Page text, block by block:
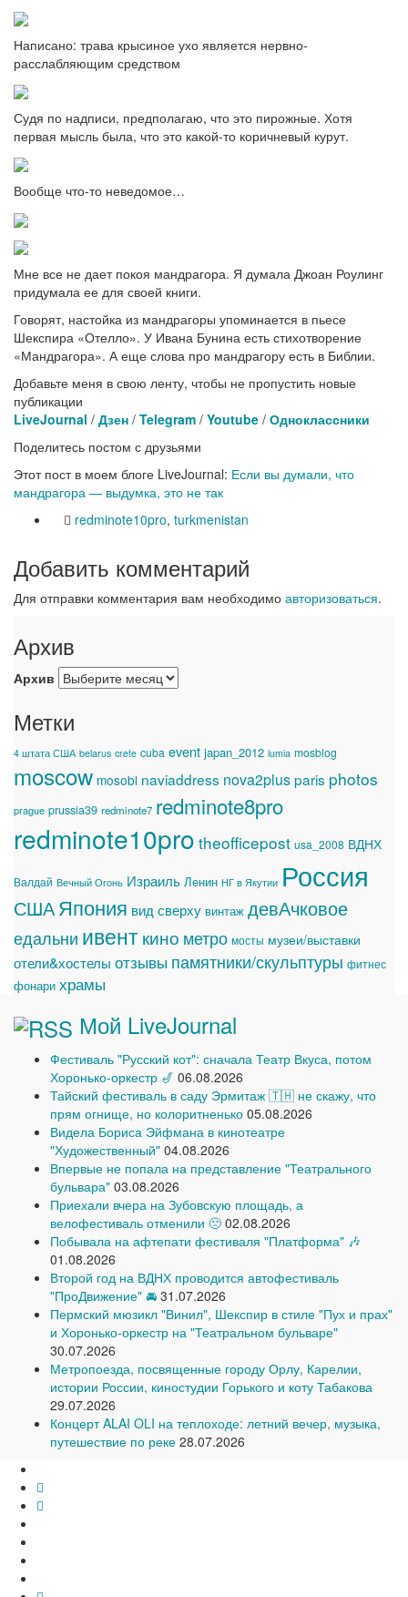
Написано: трава крысиное ухо является нервно-
расслабляющим средством
Судя по надписи, предполагаю, что это пирожные. Хотя
первая мысль была, что это какой-то коричневый курут.
Вообще что-то неведомое…
Мне все не дает покоя мандрагора. Я думала Джоан Роулинг
придумала ее для своей книги.
Говорят, настойка из мандрагоры упоминается в пьесе
Шекспира «Отелло». У Ивана Бунина есть стихотворение
«Мандрагора». А еще слова про мандрагору есть в Библии.
Добавьте меня в свою ленту, чтобы не пропустить новые
публикации
LiveJournal / Дзен / Telegram / Youtube / Одноклассники
Поделитесь постом с друзьями
Этот пост в моем блоге LiveJournal: Если вы думали, что
мандрагора — выдумка, это не так
redminote10pro, turkmenistan
Добавить комментарий
Для отправки комментария вам необходимо авторизоваться.
Архив
Архив
Метки
4 штата США belarus crete cuba event japan_2012 lumia mosblog
moscow mosobl naviaddress nova2plusparis photos
prague prussia39 redminote7 redminote8pro
redminote10pro theofficepost usa_2008 ВДНХ
Валдай Вечный Огонь Израиль Ленин НГ в Якутии Россия
СШАЯпония вид сверху винтаж девАчковое
едальни ивенткино метро мосты музеи/выставки
отели&хостелы отзывы памятники/скульптуры фитнес
фонари храмы
Мой LiveJournal
Фестиваль "Русский кот": сначала Театр Вкуса, потом
Хоронько-оркестр 🎷 06.08.2026
Тайский фестиваль в саду Эрмитаж 🇹🇭 не скажу, что
прям огнище, но колоритненько 05.08.2026
Видела Бориса Эйфмана в кинотеатре
"Художественный" 04.08.2026
Впервые не попала на представление "Театрального
бульвара" 03.08.2026
Приехали вчера на Зубовскую площадь, а
велофестиваль отменили 🙁 02.08.2026
Побывала на афтепати фестиваля "Платформа" 🎶
01.08.2026
Второй год на ВДНХ проводится автофестиваль
"ПроДвижение" 🚘 31.07.2026
Пермский мюзикл "Винил", Шекспир в стиле "Пух и прах"
и Хоронько-оркестр на "Театральном бульваре"
30.07.2026
Метропоезда, посвященные городу Орлу, Карелии,
истории России, киностудии Горького и коту Табакова
29.07.2026
Концерт ALAI OLI на теплоходе: летний вечер, музыка,
путешествие по реке 28.07.2026